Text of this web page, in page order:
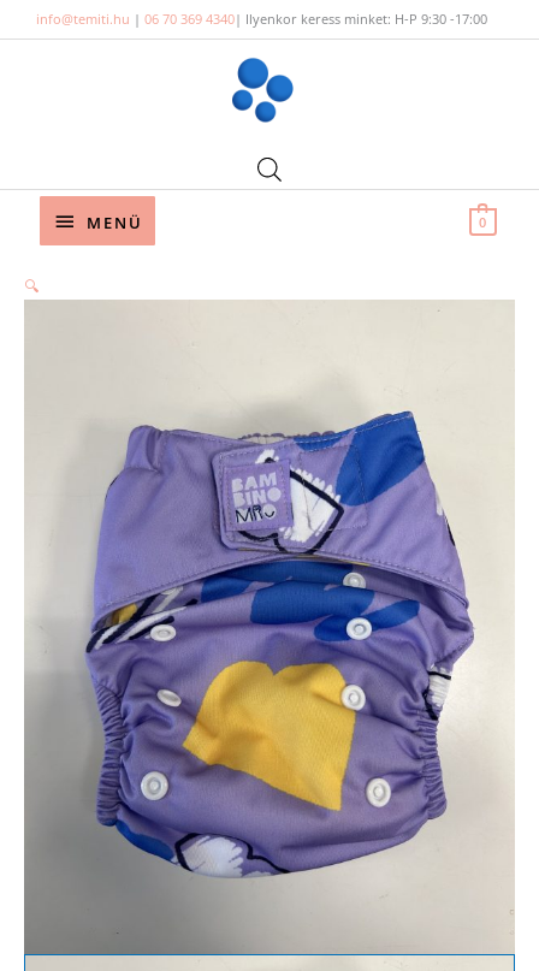
to
info@temiti.hu | 06 70 369 4340| Ilyenkor keress minket: H-P 9:30 -17:00
Below
MENÜ 0
🔍